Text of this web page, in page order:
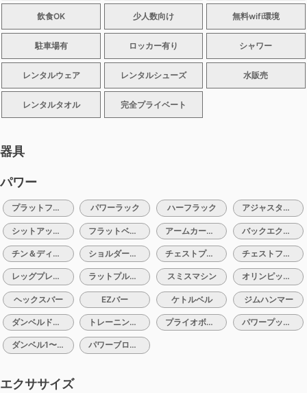
飲食OK 少人数向け 無料wifi環境
駐車場有 ロッカー有り シャワー
レンタルウェア レンタルシューズ 水販売
レンタルタオル 完全プライベート
器具
パワー
プラットフォーム パワーラック ハーフラック アジャスタブルベンチ
シットアップベンチ フラットベンチ アームカールベンチ バックエクステンションベンチ
チン＆ディップマシン ショルダープレスマシン チェストプレスマシン チェストフライマシン
レッグプレスマシン ラットプルマシン スミスマシン オリンピックバー（10、15、20）
ヘックスバー EZバー ケトルベル ジムハンマー
ダンベルドロップマット トレーニングチェーン プライオボックス パワープッシュ＆トレイル
ダンベル1〜10kg パワーブロック
エクササイズ